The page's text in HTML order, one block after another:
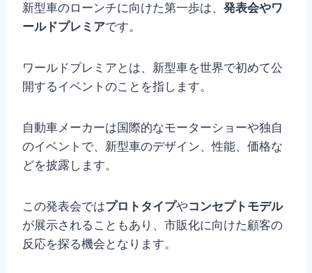
新型車のローンチに向けた第一歩は、 発表会やワ
ールドプレミアです。
ワールドプレミアとは、新型車を世界で初めて公
開するイベントのことを指します。
自動車メーカーは国際的なモーターショーや独自
のイベントで、新型車のデザイン、性能、価格な
どを披露します。
この発表会ではプロトタイプやコンセプトモデル
が展示されることもあり、市販化に向けた顧客の
反応を探る機会となります。